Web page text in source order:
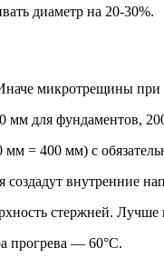
диаметр на 20-30%.
микротрещины при
для фундаментов,
мм = 400 мм) с
внутренние
стержней.
прогрева — 60°С.